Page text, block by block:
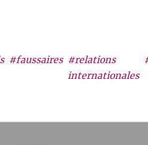
#faussaires #relations
internationales